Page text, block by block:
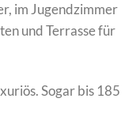
im Jugendzimmer
und Terrasse für
Sogar bis 185